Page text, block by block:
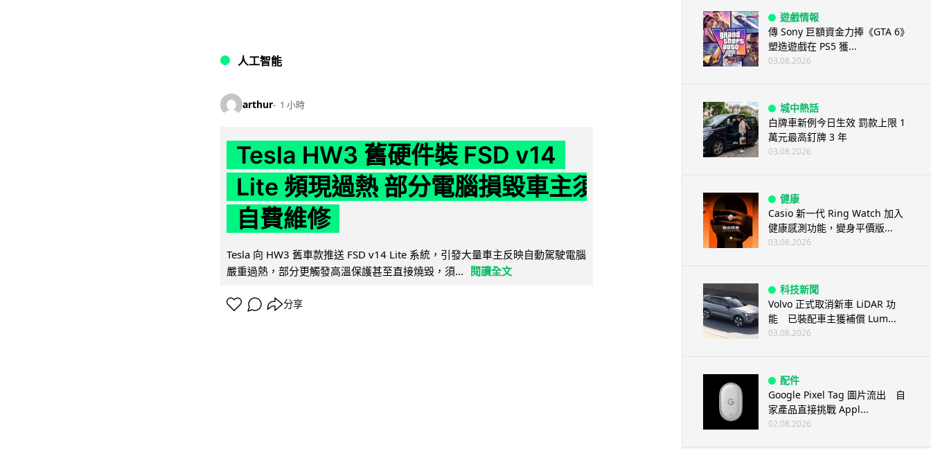
人工智能
arthur 1 小時
Tesla HW3 舊硬件裝 FSD v14
Lite 頻現過熱 部分電腦損毀車主須
自費維修
Tesla 向 HW3 舊車款推送 FSD v14 Lite 系統，引發大量車主反映自動駕駛電腦
嚴重過熱，部分更觸發高溫保護甚至直接燒毀，須... 閱讀全文
分享
遊戲情報
傳 Sony 巨額資金力捧《GTA 6》
塑造遊戲在 PS5 獲...
03.08.2026
城中熱話
白牌車新例今日生效 罰款上限 1
萬元最高釘牌 3 年
03.08.2026
健康
Casio 新一代 Ring Watch 加入
健康感測功能，變身平價版...
03.08.2026
科技新聞
Volvo 正式取消新車 LiDAR 功
能 已裝配車主獲補償 Lum...
03.08.2026
配件
Google Pixel Tag 圖片流出 自
家產品直接挑戰 Appl...
02.08.2026